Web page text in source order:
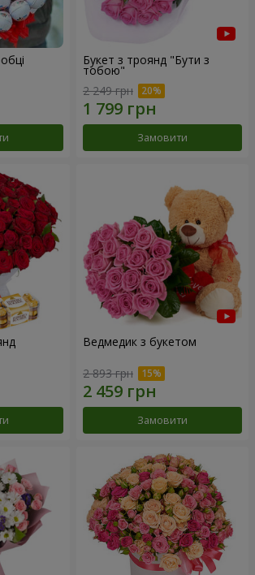
Букет з троянд "Бути з
тобою"
2 249 грн
Замовити
Ведмедик з букетом
2 893 грн
Замовити